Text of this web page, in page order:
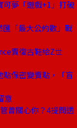
可夢「遊戲+1」打破
「最大公約數」戰
賣復古鞋給Z世
保密變賣點，「盲
意
曾關心你？4提問透